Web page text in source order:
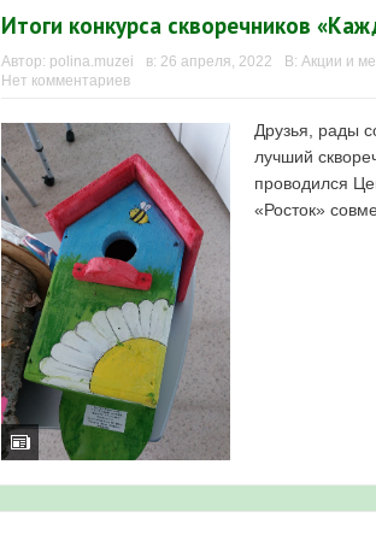
Итоги конкурса скворечников
Автор: polina.muzei в: 26 апреля, 2022 В: Акции и
Нет комментариев
Друзья, рады
лучший
проводился
«Росток»